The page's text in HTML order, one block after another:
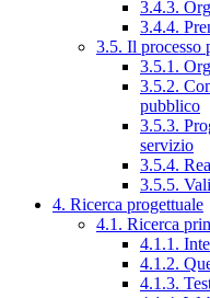
3.4.3.
3.4.4.
3.5. Il processo
3.5.1.
3.5.2.
pubblico
3.5.3.
servizio
3.5.4.
3.5.5.
4. Ricerca progettuale
4.1. Ricerca
4.1.1.
4.1.2.
4.1.3.